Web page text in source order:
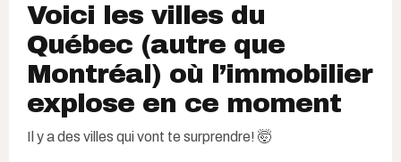
Voici les villes du
Québec (autre que
Montréal) où l’immobilier
explose en ce moment
Il y a des villes qui vont te surprendre! 🤯